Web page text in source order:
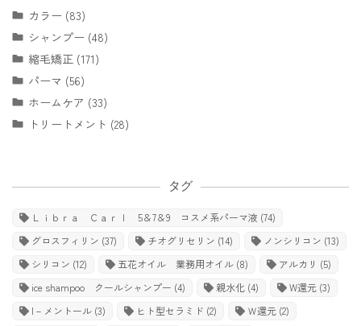
カラー (83)
シャンプー (48)
縮毛矯正 (171)
パーマ (56)
ホームケア (33)
トリートメント (28)
タグ
Ｌｉｂｒａ Ｃａｒｌ 5＆7＆9 コスメ系パーマ液 (74)
グロスフィリン (37) チオグリセリン (14) ノンシリコン (13)
シリコン (12) 五花オイル 業務用オイル (8) アルカリ (5)
ice shampoo クールシャンプー (4) 親水化 (4) W還元 (3)
l－メントール (3) ヒト型セラミド (2) Ｗ還元 (2)